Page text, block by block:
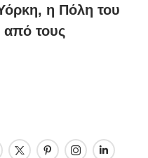
η Πόλη του
από τους